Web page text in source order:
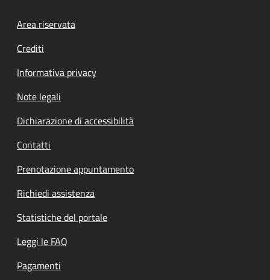
Footer menu
Area riservata
Crediti
Informativa privacy
Note legali
Dichiarazione di accessibilità
Contatti
Prenotazione appuntamento
Richiedi assistenza
Statistiche del portale
Leggi le FAQ
Pagamenti